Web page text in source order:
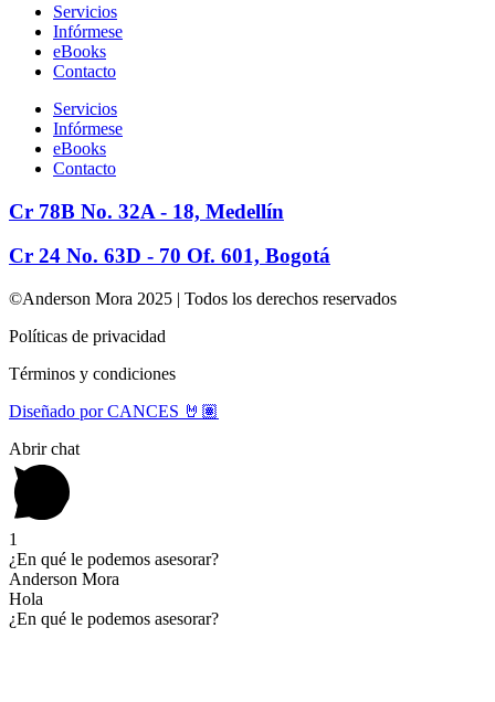
Servicios
Infórmese
eBooks
Contacto
Servicios
Infórmese
eBooks
Contacto
Cr 78B No. 32A - 18, Medellín
Cr 24 No. 63D - 70 Of. 601, Bogotá
©Anderson Mora 2025 | Todos los derechos reservados
Políticas de privacidad
Términos y condiciones
Diseñado por CANCES 🤘🏽
Abrir chat
1
¿En qué le podemos asesorar?
Anderson Mora
Hola
¿En qué le podemos asesorar?